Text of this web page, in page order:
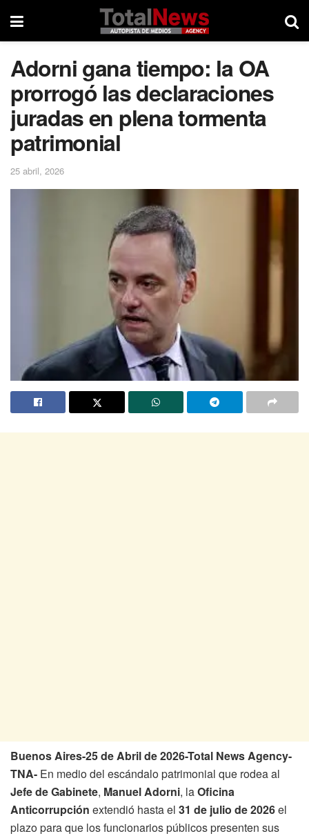
Adorni gana tiempo: la OA
prorrogó las declaraciones
juradas en plena tormenta
patrimonial
25 abril, 2026
Buenos Aires-25 de Abril de 2026-Total News Agency-
TNA- En medio del escándalo patrimonial que rodea al
Jefe de Gabinete, Manuel Adorni, laOficina
Anticorrupción extendió hasta el 31 de julio de 2026el
plazo para que los funcionarios públicos presenten sus